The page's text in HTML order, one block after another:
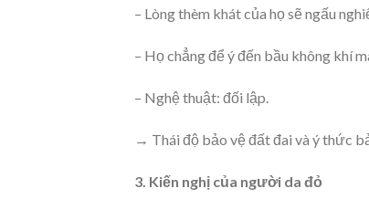
– Lòng thèm khát của họ sẽ ngấu
– Họ chẳng để ý đến bầu không khí
– Nghệ thuật: đối lập.
→ Thái độ bảo vệ đất đai và ý thức
3. Kiến nghị của người da đỏ